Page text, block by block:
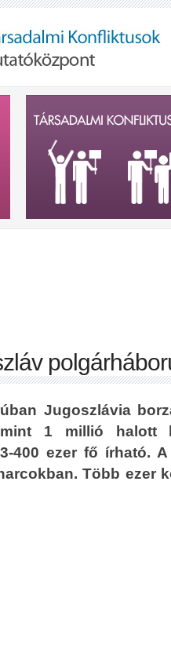
Jugoszlávia
1 millió halott
400 ezer fő írható.
Több ezer